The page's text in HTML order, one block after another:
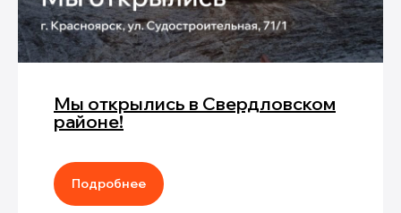
Мы открылись в Свердловском
районе!
Подробнее